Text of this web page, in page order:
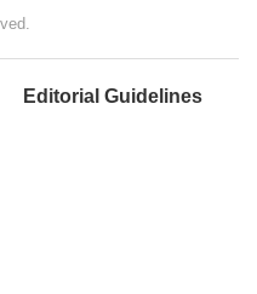
Editorial Guidelines